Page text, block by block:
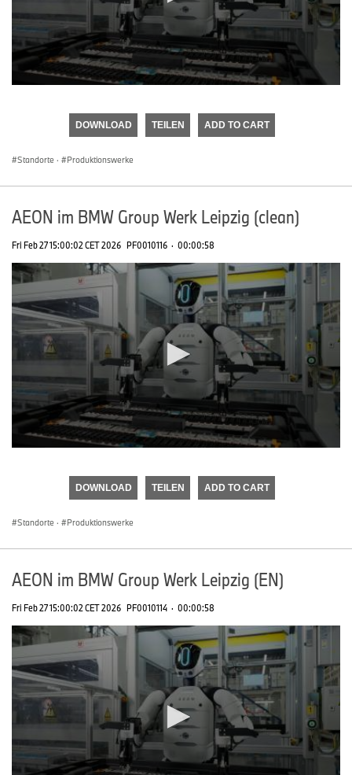
DOWNLOAD TEILEN ADD TO CART
Standorte · Produktionswerke
AEON im BMW Group Werk Leipzig (clean)
Fri Feb 27 15:00:02 CET 2026 PF0010116 · 00:00:58
DOWNLOAD TEILEN ADD TO CART
Standorte · Produktionswerke
AEON im BMW Group Werk Leipzig (EN)
Fri Feb 27 15:00:02 CET 2026 PF0010114 · 00:00:58